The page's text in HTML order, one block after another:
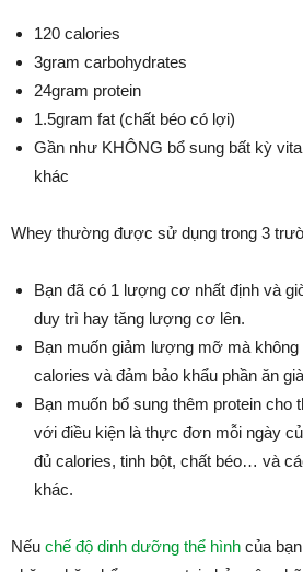
120 calories
3gram carbohydrates
24gram protein
1.5gram fat (chất béo có lợi)
Gần như KHÔNG bổ sung bất kỳ
khác
Whey thường được sử dụng trong 3
Bạn đã có 1 lượng cơ nhất định và
duy trì hay tăng lượng cơ lên.
Bạn muốn giảm lượng mỡ mà
calories và đảm bảo khẩu phần ăn
Bạn muốn bổ sung thêm protein cho
với điều kiện là thực đơn mỗi ngày
đủ calories, tinh bột, chất béo… và
khác.
Nếu chế độ dinh dưỡng thể hình của